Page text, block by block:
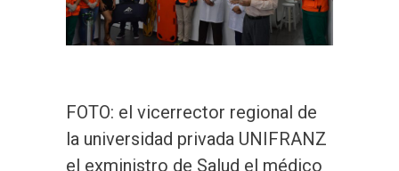
FOTO: el vicerrector regional de
la universidad privada UNIFRANZ
el exministro de Salud el médico